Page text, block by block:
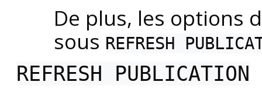
De plus, les options
sous REFRESH
REFRESH PUBLICATION